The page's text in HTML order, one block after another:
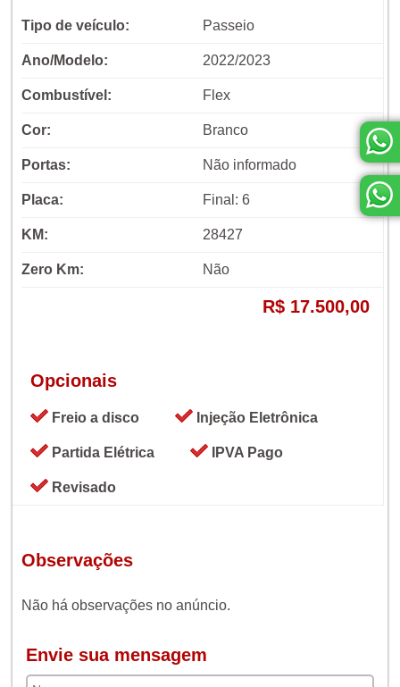
Tipo de veículo: Passeio
Ano/Modelo: 2022/2023
Combustível: Flex
Cor: Branco
Portas: Não informado
Placa: Final: 6
KM: 28427
Zero Km: Não
R$ 17.500,00
Opcionais
Freio a disco Injeção Eletrônica
Partida Elétrica IPVA Pago
Revisado
Observações
Não há observações no anúncio.
Envie sua mensagem